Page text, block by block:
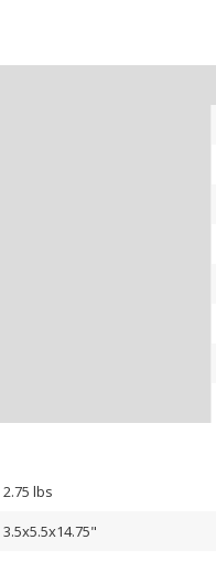
2.75 lbs
3.5x5.5x14.75"